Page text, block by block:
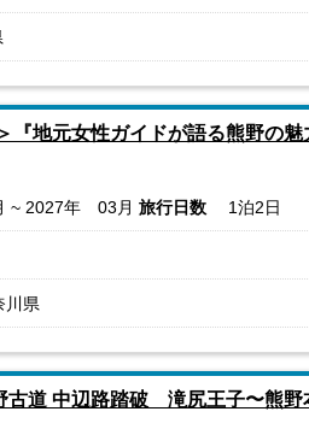
『地元女性ガイドが語る熊野
~ 2027年 03月 旅行日数 1泊2日
川県
古道 中辺路踏破 滝尻王子〜熊